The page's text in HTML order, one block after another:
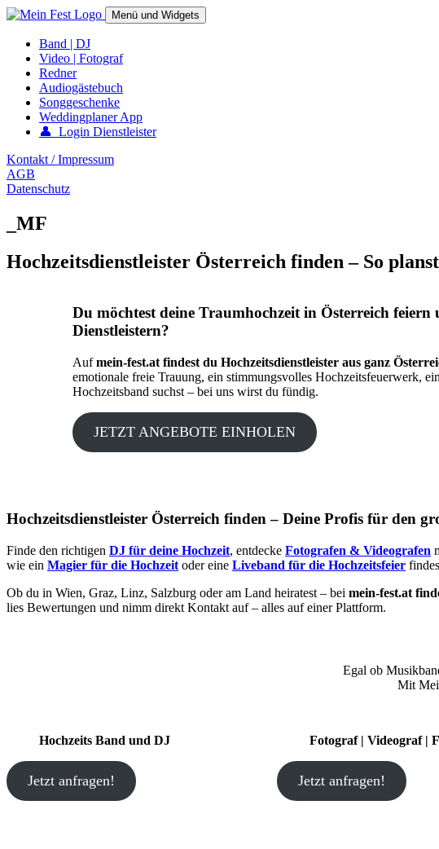
Springe
Inhalt
mein-fest.at – Band / Fotograf für Hochzeit oder Fest buchen!
Menü und Widgets
Band | DJ
Video | Fotograf
Redner
Audiogästebuch
Songgeschenke
Weddingplaner App
👤 Login Dienstleister
Kontakt / Impressum
AGB
Datenschutz
_MF
Hochzeitsdienstleister Österreich finden – So
Du möchtest deine Traumhochzeit in Österreich feiern
Dienstleistern?
Aufmein-fest.at findest du Hochzeitsdienstleister aus ganz
emotionale freie Trauung, ein stimmungsvolles Hochzeitsfeuerwerk,
Hochzeitsband suchst – bei uns wirst du fündig.
JETZT ANGEBOTE EINHOLEN
Hochzeitsdienstleister Österreich finden – Deine Profis für den
Finde den richtigen DJ für deine Hochzeit, entdecke Fotografen & Videografen
wie ein Magier für die Hochzeit oder eine Liveband für die Hochzeitsfeier
Ob du in Wien, Graz, Linz, Salzburg oder am Land heiratest – bei mein-fest.at
lies Bewertungen und nimm direkt Kontakt auf – alles auf einer Plattform.
Egal ob
Mit
Hochzeits Band und DJ
Jetzt anfragen!
Fotograf | Videograf |
Jetzt anfragen!